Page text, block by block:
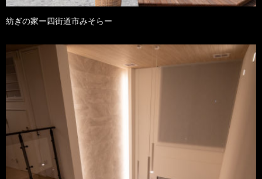
紡ぎの家ー四街道市みそらー